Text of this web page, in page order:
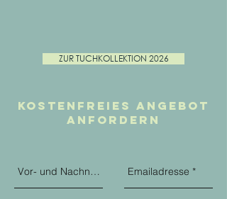
ZUR TUCHKOLLEKTION 2026
kostenfreies Angebot
anfordern